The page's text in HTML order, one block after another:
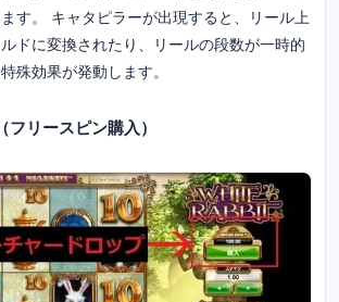
ます。 キャタピラーが出現すると、リール上
ドに変換されたり、リールの段数が一時的
殊効果が発動します。
リースピン購入）